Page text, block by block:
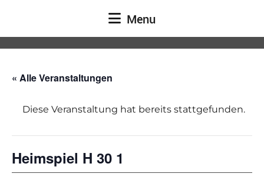
Menu
« Alle Veranstaltungen
Diese Veranstaltung hat bereits stattgefunden.
Heimspiel H 30 1